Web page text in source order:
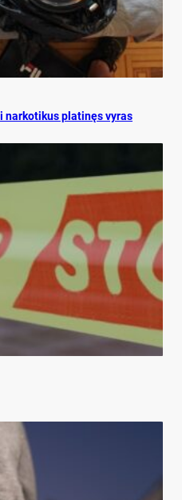
narkotikus platinęs vyras